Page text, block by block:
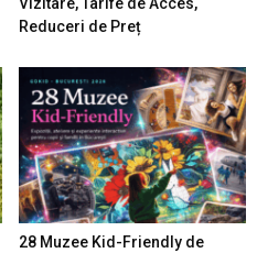
Reduceri de Preț
28 Muzee Kid-Friendly de